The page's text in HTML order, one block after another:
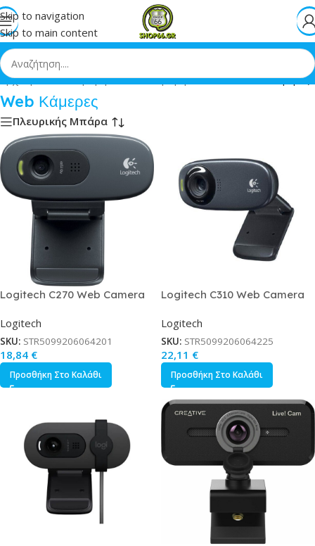
Skip to navigation
Skip to main content
Αρχική»Pc & Περιφερειακά»Περιφερειακά PC»Web Κάμερες
Web Κάμερες
Πλευρικής Μπάρα
Logitech C270 Web Camera
Logitech
SKU: STR5099206064201
18,84 €
Προσθήκη Στο Καλάθι
Logitech C310 Web Camera
Logitech
SKU: STR5099206064225
22,11 €
Προσθήκη Στο Καλάθι